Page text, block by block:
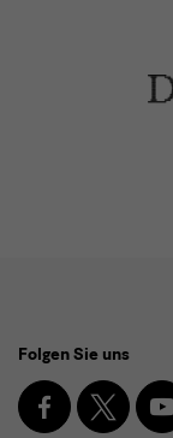
Media
und
Folgen Sie uns
Facebook
X